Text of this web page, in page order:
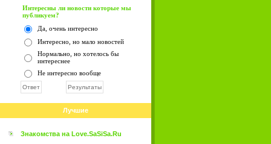
Интересны ли новости которые мы
публикуем?
Да, очень интересно
Интересно, но мало новостей
Нормально, но хотелось бы
интереснее
Не интересно вообще
Лучшие
Знакомства на Love.SaSiSa.Ru